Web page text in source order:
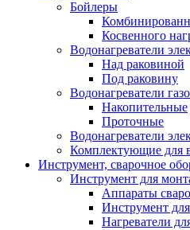
Бойлеры
Косвенного
Водонагреватели
Над раковиной
Под раковину
Водонагреватели
Накопительные
Проточные
Водонагреватели
Комплектующие для
Инструмент, сварочное
Инструмент для
Аппараты
Инструмент для
Нагреватели